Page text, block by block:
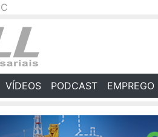
VÍDEOS PODCAST EMPREGO